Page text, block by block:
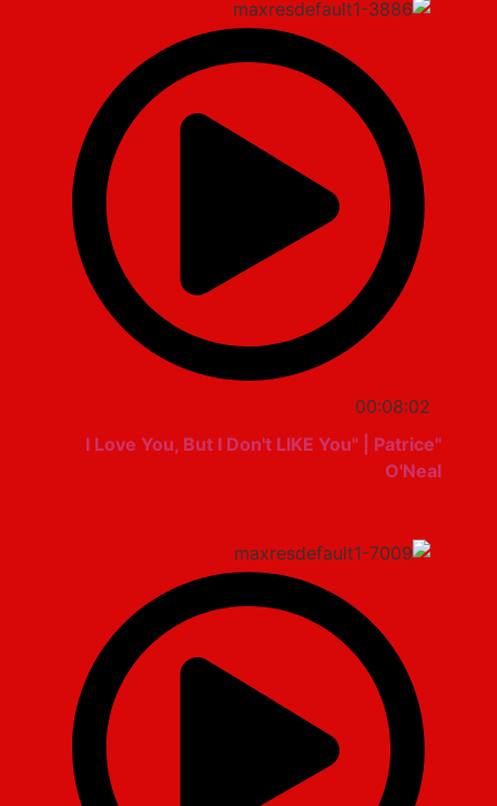
00:08:02
"I Love You, But I Don't LIKE You" | Patrice
O'Neal